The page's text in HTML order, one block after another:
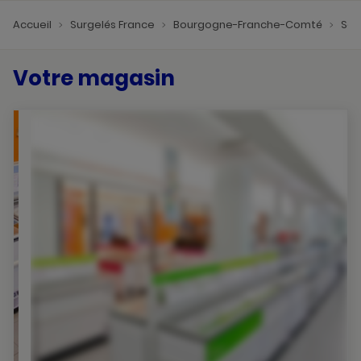
Accueil Surgelés France Bourgogne-Franche-Comté
Votre magasin